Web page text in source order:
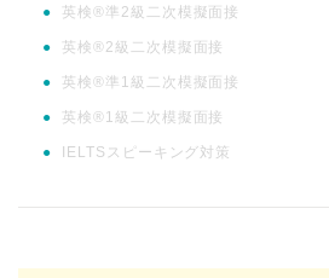
● 英検®準2級二次模擬面接
● 英検®2級二次模擬面接
● 英検®準1級二次模擬面接
● 英検®1級二次模擬面接
● IELTSスピーキング対策